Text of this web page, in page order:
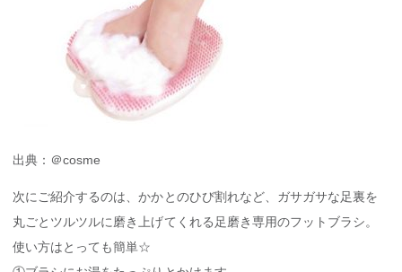
出典：＠cosme
次にご紹介するのは、かかとのひび割れなど、ガサガサな足裏を
丸ごとツルツルに磨き上げてくれる足磨き専用のフットブラシ。
使い方はとっても簡単☆